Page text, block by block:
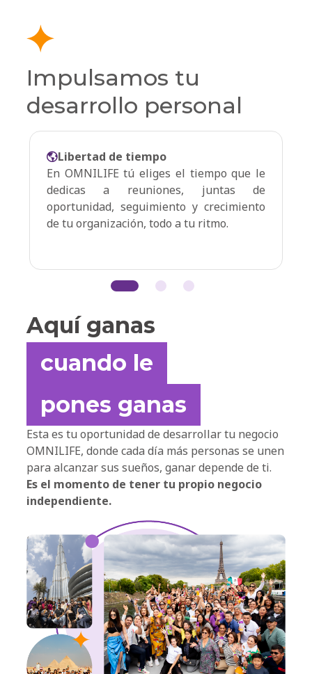
Impulsamos tu
desarrollo personal
Libertad de tiempo
En OMNILIFE tú eliges el tiempo que le
dedicas a reuniones, juntas de
oportunidad, seguimiento y crecimiento
de tu organización, todo a tu ritmo.
Aquí ganas
cuando le
pones ganas
Esta es tu oportunidad de desarrollar tu negocio
OMNILIFE, donde cada día más personas se unen
para alcanzar sus sueños, ganar depende de ti.
Es el momento de tener tu propio negocio
independiente.